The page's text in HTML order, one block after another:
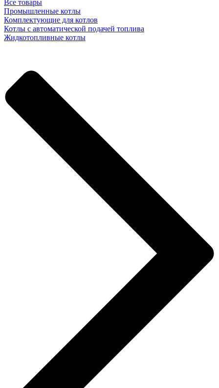
Все товары
Промышленные котлы
Комплектующие для котлов
Котлы с автоматической подачей топлива
Жидкотопливные котлы